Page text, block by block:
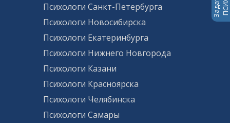
Психологи Санкт-Петербурга
Психологи Новосибирска
Психологи Екатеринбурга
Психологи Нижнего Новгорода
Психологи Казани
Психологи Красноярска
Психологи Челябинска
Психологи Самары